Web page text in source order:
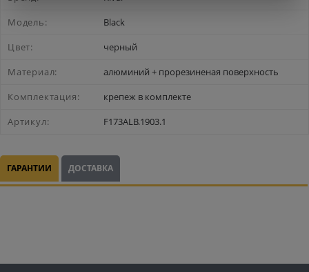
Модель:
Black
Цвет:
черный
Материал:
алюминий + прорезиненая поверхность
Комплектация:
крепеж в комплекте
Артикул:
F173ALB.1903.1
ГАРАНТИИ ДОСТАВКА